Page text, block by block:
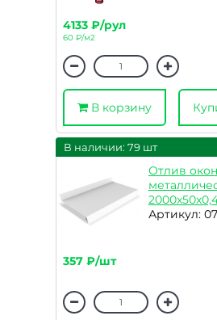
4133 ₽/рул
60 ₽/м2
В корзину
В наличии: 79 шт
Отлив
Артикул:
357 ₽/шт